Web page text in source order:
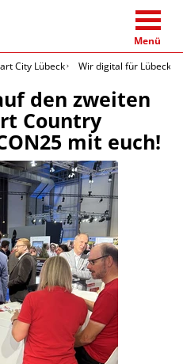
Menü
City Lübeck Wir digital für Lübeck
den zweiten
Country
mit euch!